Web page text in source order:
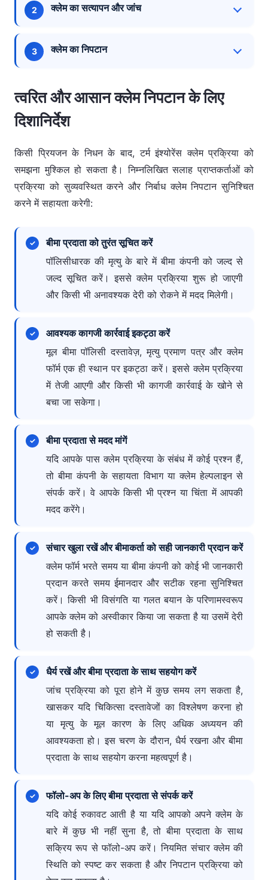
बारे मेंबीमा कंपनी को सूचित करना है। आप बीमाकर्ता के
करके ऐसा कर सकते हैं। बीमा प्रदाता नॉमिनी से कागजी
मृत्यु क्लेम निपटाने के लिए आवश्यक दस्तावेज़
प्राकृतिक मृत्यु के मामले में
मूल पॉलिसी दस्तावेज़
पहचान प्रमाण और पता प्रमाण
दावेदार का आवेदन
अस्पताल से छुट्टी का सारांश और मेडिकल रिपोर्ट (बीमारी के
कारण मृत्यु के मामले में)
* यदि आवश्यक हो तो बीमाकर्ता कोई अन्य अतिरिक्त
दस्तावेज़ मांग सकता है।
क्लेम का सत्यापन और जांच
मृत्यु बीमा क्लेम का सत्यापन शुरू करते हैं। इस जांच में
रिकॉर्ड की समीक्षा करना और, यदि आवश्यक हो, तो
अधिक जानकारी एकत्र करना शामिल हो सकता है। यह
प्रक्रिया इस बात की पुष्टि करने का काम करती है कि
अनुपालन करता है।
क्लेम का निपटान
के साथ आगे बढ़ेगा। बीमा खरीदते समय चुने गए भुगतान
विकल्प से यह निर्धारित होगा कि लाभार्थियों को क्लेम
राशि एकमुश्त या अन्य तरीकों से प्राप्त होती है। बीमा
कंपनी को क्लेम का निपटान करने और लाभार्थी के खाते
में जमा करने में 30 दिन तक का समय लग सकता है।
त्वरित और आसान क्लेम निपटान के लिए
दिशानिर्देश
किसी प्रियजन के निधन के बाद, टर्म इंश्योरेंस क्लेम प्रक्रिया को
समझना मुश्किल हो सकता है। निम्नलिखित सलाह प्राप्तकर्ताओं को
प्रक्रिया को सुव्यवस्थित करने और निर्बाध क्लेम निपटान सुनिश्चित
करने में सहायता करेगी:
बीमा प्रदाता को तुरंत सूचित करें
पॉलिसीधारक की मृत्यु के बारे में बीमा कंपनी को जल्द से
जल्द सूचित करें। इससे क्लेम प्रक्रिया शुरू हो जाएगी
और किसी भी अनावश्यक देरी को रोकने में मदद मिलेगी।
आवश्यक कागजी कार्रवाई इकट्ठा करें
मूल बीमा पॉलिसी दस्तावेज़, मृत्यु प्रमाण पत्र और क्लेम
फॉर्म एक ही स्थान पर इकट्ठा करें। इससे क्लेम प्रक्रिया
में तेजी आएगी और किसी भी कागजी कार्रवाई के खोने से
बचा जा सकेगा।
बीमा प्रदाता से मदद मांगें
यदि आपके पास क्लेम प्रक्रिया के संबंध में कोई प्रश्न हैं,
तो बीमा कंपनी के सहायता विभाग या क्लेम हेल्पलाइन से
संपर्क करें। वे आपके किसी भी प्रश्न या चिंता में आपकी
मदद करेंगे।
संचार खुला रखें और बीमाकर्ता को सही जानकारी प्रदान करें
क्लेम फॉर्म भरते समय या बीमा कंपनी को कोई भी जानकारी
प्रदान करते समय ईमानदार और सटीक रहना सुनिश्चित
करें। किसी भी विसंगति या गलत बयान के परिणामस्वरूप
आपके क्लेम को अस्वीकार किया जा सकता है या उसमें देरी
हो सकती है।
धैर्य रखें और बीमा प्रदाता के साथ सहयोग करें
जांच प्रक्रिया को पूरा होने में कुछ समय लग सकता है,
खासकर यदि चिकित्सा दस्तावेजों का विश्लेषण करना हो
या मृत्यु के मूल कारण के लिए अधिक अध्ययन की
आवश्यकता हो। इस चरण के दौरान, धैर्य रखना और बीमा
प्रदाता के साथ सहयोग करना महत्वपूर्ण है।
फॉलो-अप के लिए बीमा प्रदाता से संपर्क करें
यदि कोई रुकावट आती है या यदि आपको अपने क्लेम के
बारे में कुछ भी नहीं सुना है, तो बीमा प्रदाता के साथ
सक्रिय रूप से फॉलो-अप करें। नियमित संचार क्लेम की
स्थिति को स्पष्ट कर सकता है और निपटान प्रक्रिया को